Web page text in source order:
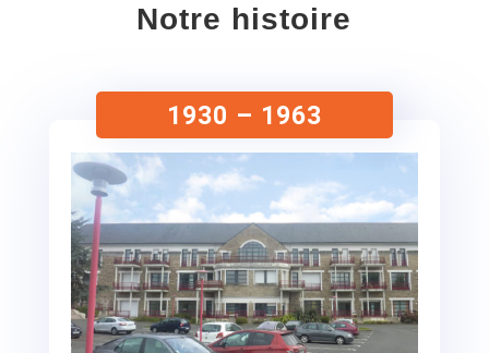
Notre histoire
1930 – 1963